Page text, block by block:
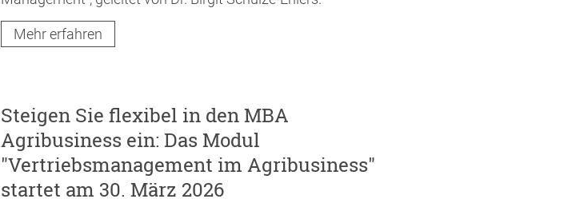
Mehr erfahren
Steigen Sie flexibel in den MBA
Agribusiness ein: Das Modul
"Vertriebsmanagement im Agribusiness"
startet am 30. März 2026